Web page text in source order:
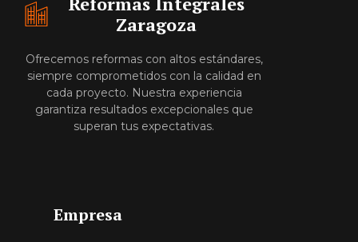
Zaragoza
Ofrecemos reformas con altos estándares,
siempre comprometidos con la calidad en
cada proyecto. Nuestra experiencia
garantiza resultados excepcionales que
superan tus expectativas.
Empresa